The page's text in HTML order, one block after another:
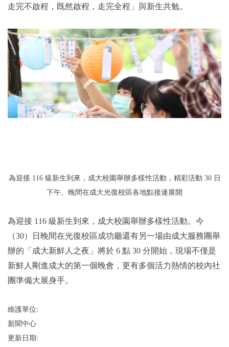
走完不啟程，既然啟程，走完全程」與新生共勉。
為迎接 116 級新生到來，成大校園舉辦多樣性活動，精彩活動 30 日
下午、晚間在成大光復校區各地點接連展開
為迎接 116 級新生到來，成大校園舉辦多樣性活動。今
（30）日晚間在光復校區成功廳還有另一場由成大服務團舉
辦的「成大新鮮人之夜」將於 6 點 30 分開始，現場不僅是
新鮮人剛進成大的第一個晚會，更有多個活力熱情的校內社
團準備大展身手。
維護單位:
新聞中心
更新日期: